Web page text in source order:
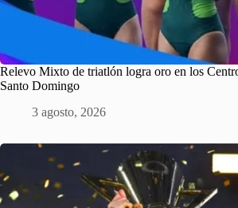
Relevo Mixto de triatlón logra oro en los
Santo Domingo
3 agosto, 2026